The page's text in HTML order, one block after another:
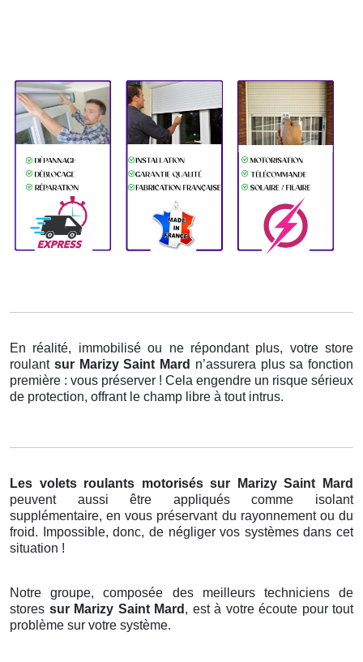
En réalité, immobilisé ou ne répondant plus, votre store
roulant sur Marizy Saint Mard n’assurera plus sa fonction
première : vous préserver ! Cela engendre un risque sérieux
de protection, offrant le champ libre à tout intrus.
Les volets roulants motorisés sur Marizy Saint Mard
peuvent aussi être appliqués comme isolant
supplémentaire, en vous préservant du rayonnement ou du
froid. Impossible, donc, de négliger vos systèmes dans cet
situation !
Notre groupe, composée des meilleurs techniciens de
stores sur Marizy Saint Mard , est à votre écoute pour tout
problème sur votre système.